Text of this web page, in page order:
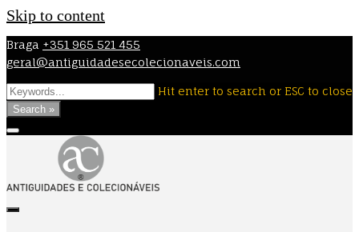
Skip to content
Braga +351 965 521 455
geral@antiguidadesecolecionaveis.com
Hit enter to search or ESC to close
Search »